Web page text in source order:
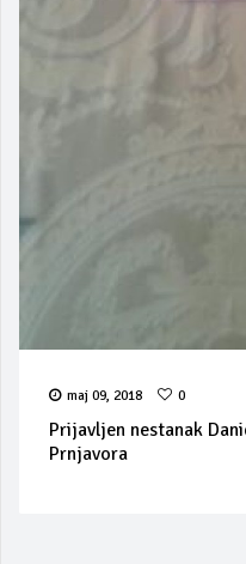
maj 09, 2018 0
Prijavljen nestanak
Prnjavora